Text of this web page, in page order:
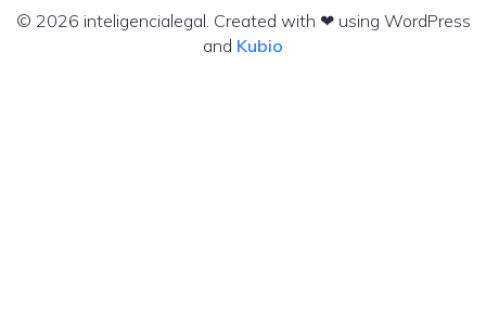
© 2026 inteligencialegal. Created with ❤ using WordPress
and Kubio